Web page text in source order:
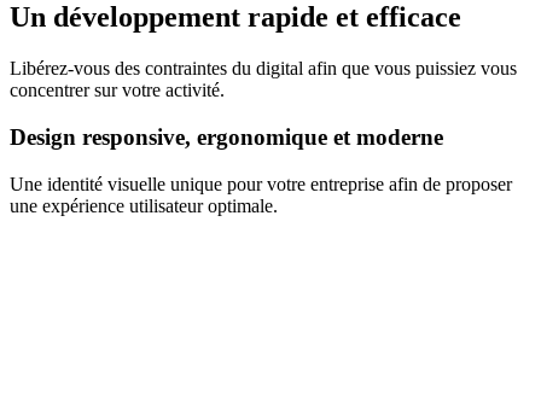
Un développement rapide et efficace
Libérez-vous des contraintes du digital afin que vous puissiez vous
concentrer sur votre activité.
Design responsive, ergonomique et moderne
Une identité visuelle unique pour votre entreprise afin de proposer
une expérience utilisateur optimale.